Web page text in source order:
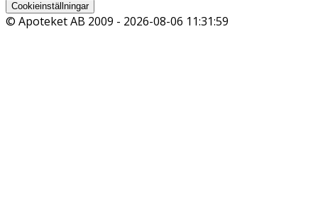
Cookieinställningar
© Apoteket AB 2009 - 2026-08-06 11:31:59